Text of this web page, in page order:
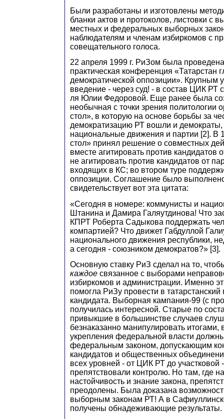
Были разработаны и изготовлены
бланки актов и протоколов, листовки с
местных и федеральных выборных
наблюдателям и членам избиркомов с
совещательного голоса.
22 апреля 1999 г. РиЗом была
практическая конференция «Татарстан
демократической оппозиции». Крупным
введение - через суд! - в состав ЦИК РТ
ля Юлии Федоровой. Еще ранее была
необычная с точки зрения политологии
стол», в которую на основе борьбы за
демократизацию РТ вошли и
национальные движения и партии [2]. В
стол» принял решение о совместных
вместе агитировать против кандидатов
не агитировать против кандидатов от
входящих в КС; во втором туре
оппозиции. Соглашение было
свидетельствует вот эта цитата:
«Сегодня в номере: коммунисты и
Штанина и Дамира Галяутдинова! Что
КПРТ Роберта Садыкова поддержать
компартией? Что движет Габдуллой
национального движения республики,
а сегодня - союзником демократов?» [3].
Основную ставку РиЗ сделал на то,
каждое связанное с выборами
избиркомов и администрации. Именно
помогла РиЗу провести в татарстанский
кандидата. Выборная кампания-99 (с
получилась интересной. Старые по
привыкшие в большинстве случаев
безнаказанно манипулировать итогами,
укрепления федеральной власти
федеральным законом, допускающим
кандидатов и общественных
всех уровней - от ЦИК РТ до участковой
препятствовали контролю. Но там, где
настойчивость и знание закона,
преодолены. Была доказана
выборным законам РТ! А в
получены обнадеживающие результаты.